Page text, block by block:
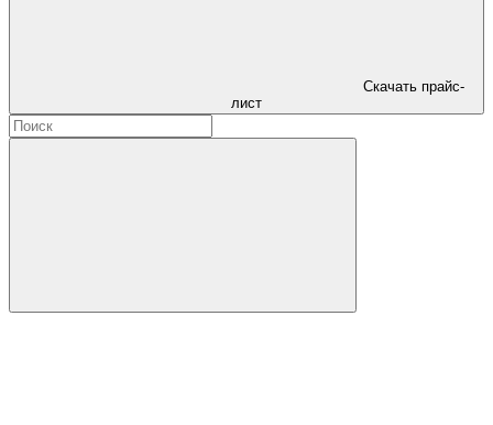
Скачать прайс-
лист